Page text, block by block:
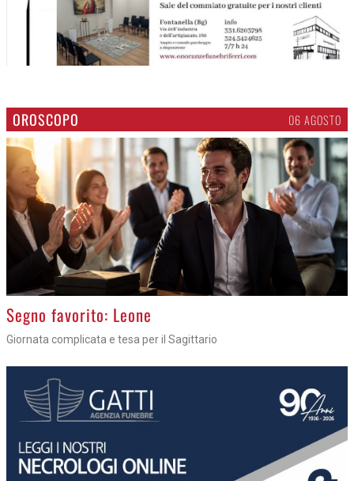
OROSCOPO 06 AGOSTO
>
Segno favorito: Leone
Giornata complicata e tesa per il Sagittario